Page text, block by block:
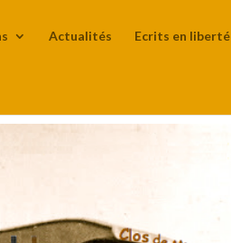
Actualités Ecrits en liberté